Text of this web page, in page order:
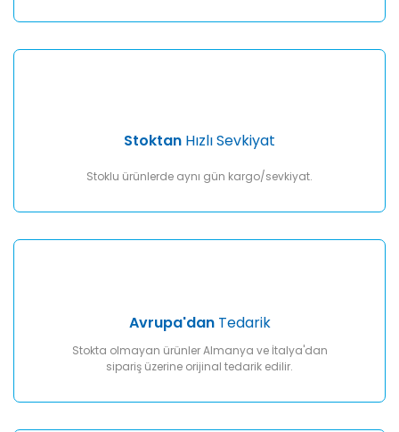
Stoktan Hızlı Sevkiyat
Stoklu ürünlerde aynı gün kargo/sevkiyat.
Avrupa'danTedarik
Stokta olmayan ürünler Almanya ve İtalya'dan
sipariş üzerine orijinal tedarik edilir.